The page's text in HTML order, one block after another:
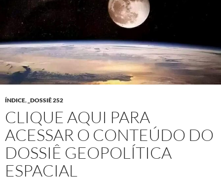
ÍNDICE, _DOSSIÊ 252
CLIQUE AQUI PARA
ACESSAR O CONTEÚDO DO
DOSSIÊ GEOPOLÍTICA
ESPACIAL